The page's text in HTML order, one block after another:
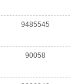
9485545
90058